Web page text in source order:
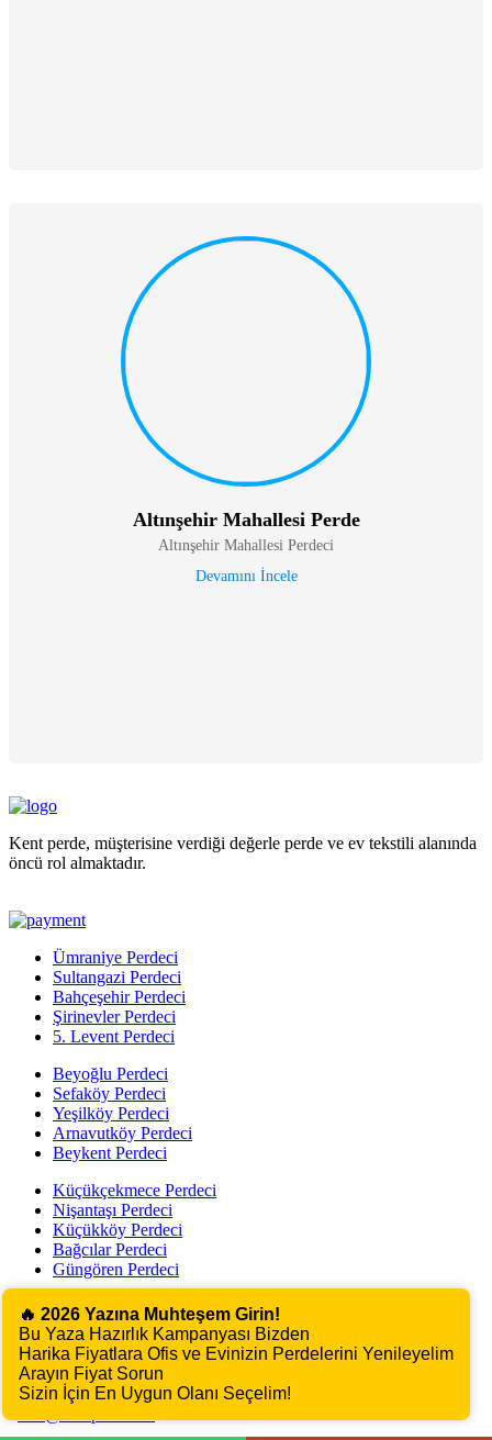
Altınşehir Mahallesi Perde
Altınşehir Mahallesi Perdeci
Devamını İncele
🔥 2026 Yazına Muhteşem Girin!
Bu Yaza Hazırlık Kampanyası Bizden
Harika Fiyatlara Ofis ve Evinizin Perdelerini Yenileyelim
Arayın Fiyat Sorun
Sizin İçin En Uygun Olanı Seçelim!
Kent perde, müşterisine verdiği değerle perde ve ev tekstili alanında
öncü rol almaktadır.
Ümraniye Perdeci
Sultangazi Perdeci
Bahçeşehir Perdeci
Şirinevler Perdeci
5. Levent Perdeci
Beyoğlu Perdeci
Sefaköy Perdeci
Yeşilköy Perdeci
Arnavutköy Perdeci
Beykent Perdeci
Küçükçekmece Perdeci
Nişantaşı Perdeci
Küçükköy Perdeci
Bağcılar Perdeci
Güngören Perdeci
İletişim
Tuna, 699. Sk No: 4, 34200 Bağcılar
İSTANBUL
0535 271 6778